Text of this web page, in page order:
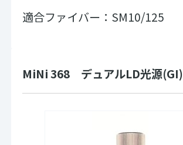
適合ファイバー：SM10/125
MiNi 368 デュアルLD光源(GI)